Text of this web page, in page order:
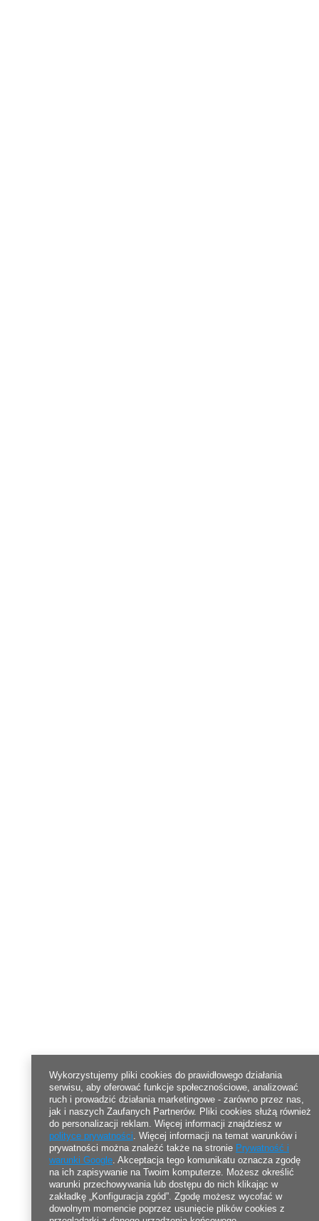
Wykorzystujemy pliki cookies do prawidłowego działania
serwisu, aby oferować funkcje społecznościowe, analizować
ruch i prowadzić działania marketingowe - zarówno przez nas,
jak i naszych Zaufanych Partnerów. Pliki cookies służą również
do personalizacji reklam. Więcej informacji znajdziesz w
polityce prywatności. Więcej informacji na temat warunków i
prywatności można znaleźć także na stronie Prywatność i
warunki Google. Akceptacja tego komunikatu oznacza zgodę
na ich zapisywanie na Twoim komputerze. Możesz określić
warunki przechowywania lub dostępu do nich klikając w
zakładkę „Konfiguracja zgód”. Zgodę możesz wycofać w
dowolnym momencie poprzez usunięcie plików cookies z